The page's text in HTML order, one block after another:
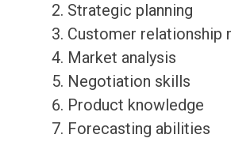
Strategic planning
Customer relationship
Market analysis
Negotiation skills
Product knowledge
Forecasting abilities